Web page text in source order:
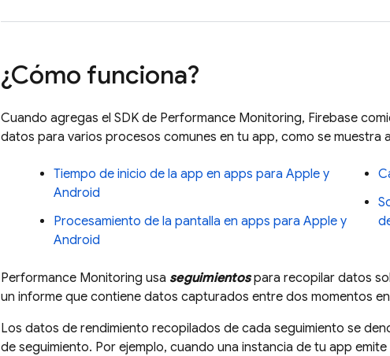
¿Cómo funciona?
Cuando agregas el SDK de Performance Monitoring, Firebase
datos para varios procesos comunes en tu app, como se muestra
Tiempo de inicio de la app en apps para Apple y
Android
Procesamiento de la pantalla en apps para Apple y
Android
Performance Monitoring usa seguimientospara recopilar datos
un informe que contiene datos capturados entre dos momentos
Los datos de rendimiento recopilados de cada seguimiento se
de seguimiento. Por ejemplo, cuando una instancia de tu app